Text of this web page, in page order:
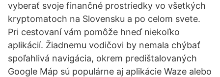
vyberať svoje finančné prostriedky vo všetkých
kryptomatoch na Slovensku a po celom svete.
Pri cestovaní vám pomôže hneď niekoľko
aplikácií. Žiadnemu vodičovi by nemala chýbať
spoľahlivá navigácia, okrem predištalovaných
Google Máp sú populárne aj aplikácie Waze alebo